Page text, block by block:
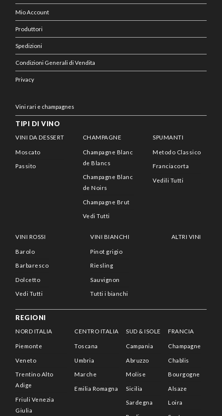
Mio Account
Produttori
Spedizioni
Condizioni Generali di Vendita
Privacy
Vini rari e champagnes
TIPI DI VINO
VINI DA DESSERT
Moscato
Passito
CHAMPAGNE
Champagne Blanc
de Blancs
Champagne Blanc
de Noirs
Champagne Brut
Vedi Tutti
SPUMANTI
Metodo Classico
Franciacorta
Vedili Tutti
VINI ROSSI
Barolo
Barbaresco
Dolcetto
Vedi Tutti
VINI BIANCHI
Pinot grigio
Riesling
Sauvignon
Tutti i bianchi
ALTRI VINI
REGIONI
NORD ITALIA
Piemonte
Veneto
Trentino Alto
Adige
Friuli Venezia
Giulia
CENTRO ITALIA
Toscana
Umbria
Marche
Emilia Romagna
SUD & ISOLE
Campania
Abruzzo
Molise
Sicilia
Sardegna
FRANCIA
Champagne
Chablis
Bourgogne
Alsaze
Loira